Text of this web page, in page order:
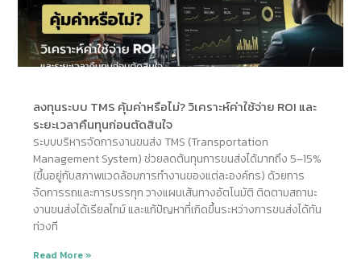
ลงทุนระบบ TMS คุ้มค่าหรือไม่? วิเคราะห์ค่าใช้จ่าย ROI และ
ระยะเวลาคืนทุนก่อนตัดสินใจ
ระบบบริหารจัดการงานขนส่ง TMS (Transportation
Management System) ช่วยลดต้นทุนการขนส่งได้มากถึง 5–15%
(ขึ้นอยู่กับสภาพแวดล้อมการทำงานของแต่ละองค์กร) ด้วยการ
จัดการรถและการบรรทุก วางแผนเส้นทางอัตโนมัติ ติดตามสถานะ
งานขนส่งได้เรียลไทม์ และแก้ปัญหาที่เกิดขึ้นระหว่างการขนส่งได้ทัน
ท่วงที
Read More »